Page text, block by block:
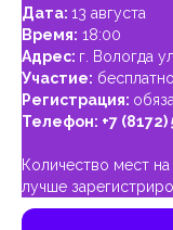
Дата: 13 августа
Время: 18:00
Адрес: г. Вологда
Участие: бесплатно
Регистрация:
Телефон: +7 (8172)
Количество мест
лучше